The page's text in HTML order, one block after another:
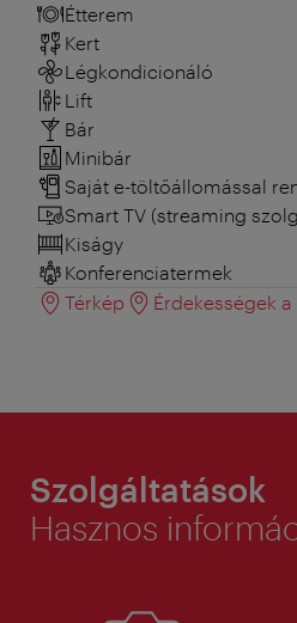
Étterem
Kert
Légkondicionáló
Lift
Bár
Minibár
Saját e-töltőállomással
Smart TV (streaming
Kiságy
Konferenciatermek
Térkép
Érdekességek
Szolgáltatások
Hasznos